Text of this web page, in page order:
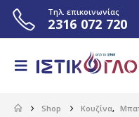
Τηλ. επικοινωνίας
2316 072 720
Shop Κουζίνα,